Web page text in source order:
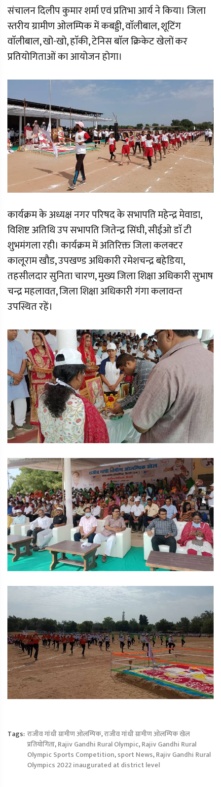
संचालन दिलीप कुमार शर्मा एवं प्रतिभा आर्य ने किया। जिला
स्तरीय ग्रामीण ओलम्पिक में कबड्डी, वाॅलीबाल, शूटिंग
वाॅलीबाल, खो-खो, हाॅकी, टेनिस बाॅल क्रिकेट खेलों कर
प्रतियोगिताओं का आयोजन होगा।
कार्यक्रम के अध्यक्ष नगर परिषद के सभापति महेन्द्र मेवाडा,
विशिष्ट अतिथि उप सभापति जितेन्द्र सिंघी, सीईओ डाॅ टी
शुभमंगला रही। कार्यक्रम में अतिरिक्त जिला कलक्टर
कालूराम खौड, उपखण्ड अधिकारी रमेशचन्द्र बहेडिया,
तहसीलदार सुनिता चारण, मुख्य जिला शिक्षा अधिकारी सुभाष
चन्द्र महलावत, जिला शिक्षा अधिकारी गंगा कलावन्त
उपस्थित रहें।
Tags: राजीव गांधी ग्रामीण ओलम्पिक,राजीव गांधी ग्रामीण ओलम्पिक खेल
प्रतियोगिता,Rajiv Gandhi Rural Olympic,Rajiv Gandhi Rural
Olympic Sports Competition,sport News,Rajiv Gandhi Rural
Olympics 2022 inaugurated at district level